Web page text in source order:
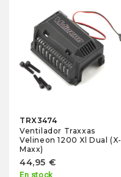
TRX3474
Ventilador Traxxas
Velineon 1200 Xl Dual (X-
Maxx)
44,95 €
En stock